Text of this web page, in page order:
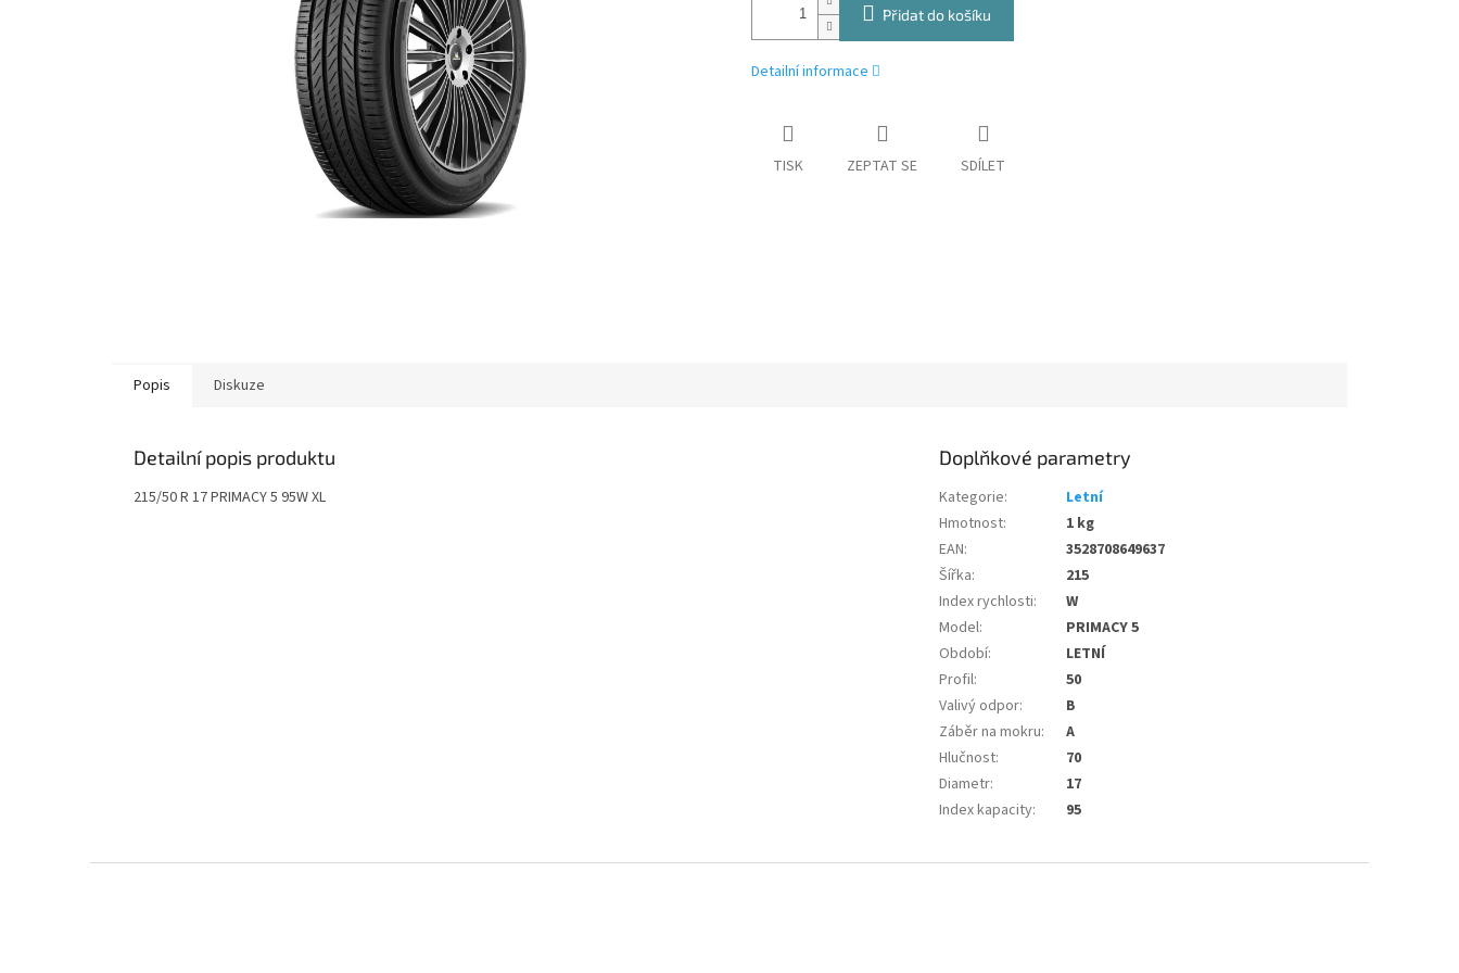
Přidat do košíku
Detailní informace
TISK ZEPTAT SE SDÍLET
Popis Diskuze
Detailní popis produktu
215/50 R 17 PRIMACY 5 95W XL
Doplňkové parametry
Kategorie:
Letní
Hmotnost:
1 kg
EAN:
3528708649637
Šířka:
215
Index rychlosti:
W
Model:
PRIMACY 5
Období:
LETNÍ
Profil:
50
Valivý odpor:
B
Záběr na mokru:
A
Hlučnost:
70
Diametr:
17
Index kapacity: 95